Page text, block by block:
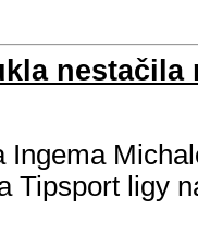
Ingema
Tipsport ligy